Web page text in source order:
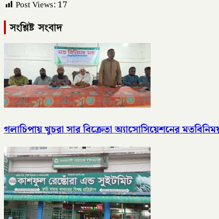
Post Views: 17
সংশ্লিষ্ট সংবাদ
গলাচিপায় খুচরা সার বিক্রেতা অ্যাসোসিয়েশনের